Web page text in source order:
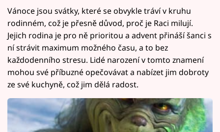
Vánoce jsou svátky, které se obvykle tráví v kruhu
rodinném, což je přesně důvod, proč je Raci milují.
Jejich rodina je pro ně prioritou a advent přináší šanci s
ní strávit maximum možného času, a to bez
každodenního stresu. Lidé narození v tomto znamení
mohou své příbuzné opečovávat a nabízet jim dobroty
ze své kuchyně, což jim dělá radost.